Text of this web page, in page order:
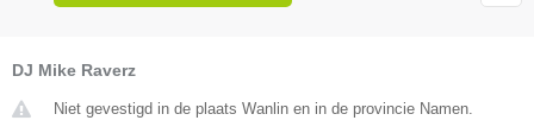
DJ Mike Raverz
Niet gevestigd in de plaats Wanlin en in de provincie Namen.